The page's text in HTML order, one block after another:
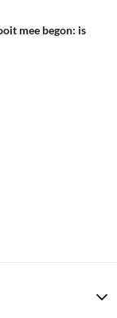
mee begon: is